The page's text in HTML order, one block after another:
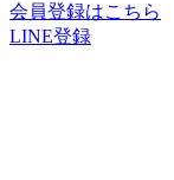
会員登録はこちら
LINE登録